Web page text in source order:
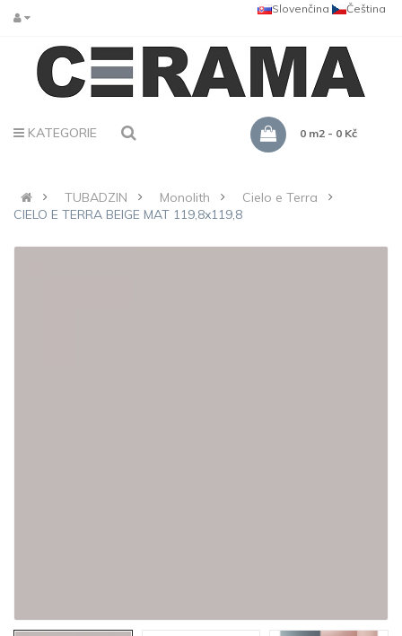
Čeština
Slovenčina
KATEGORIE 0 m2 - 0 Kč
TUBADZIN Monolith
Cielo e Terra
CIELO E TERRA BEIGE MAT 119,8x119,8